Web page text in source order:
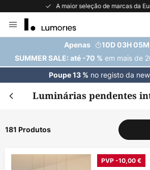
Recomendado no
para
Conteúdo
Apenas
10D 03H
SUMMER SALE: até -70 % em mais de
Poupe 13 % no registo da
Luminárias pendentes
181 Produtos
PVP -10,00 €